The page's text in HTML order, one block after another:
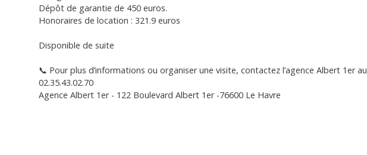
Dépôt de garantie de 450 euros.
Honoraires de location : 321.9 euros
Disponible de suite
📞 Pour plus d’informations ou organiser une visite, contactez l’agence Albert 1er au
02.35.43.02.70
Agence Albert 1er - 122 Boulevard Albert 1er -76600 Le Havre